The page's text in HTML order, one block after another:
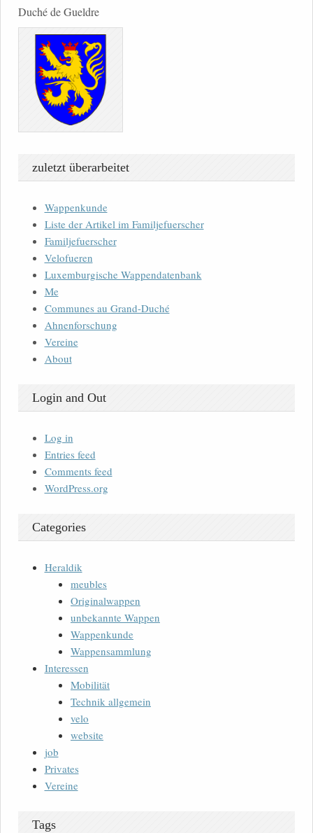
Duché de Gueldre
zuletzt überarbeitet
Wappenkunde
Liste der Artikel im Familjefuerscher
Familjefuerscher
Velofueren
Luxemburgische Wappendatenbank
Me
Communes au Grand-Duché
Ahnenforschung
Vereine
About
Login and Out
Log in
Entries feed
Comments feed
WordPress.org
Categories
Heraldik
meubles
Originalwappen
unbekannte Wappen
Wappenkunde
Wappensammlung
Interessen
Mobilität
Technik allgemein
velo
website
job
Privates
Vereine
Tags